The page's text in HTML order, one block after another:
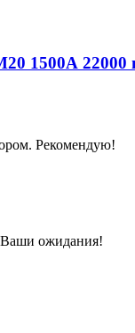
1500А 22000
Рекомендую!
Ваши ожидания!